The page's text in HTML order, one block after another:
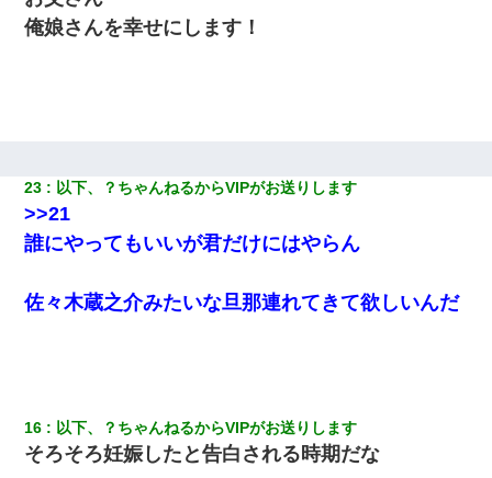
俺娘さんを幸せにします！
23 以下、？ちゃんねるからVIPがお送りします
>>21
誰にやってもいいが君だけにはやらん
佐々木蔵之介みたいな旦那連れてきて欲しいんだ
16 以下、？ちゃんねるからVIPがお送りします
そろそろ妊娠したと告白される時期だな